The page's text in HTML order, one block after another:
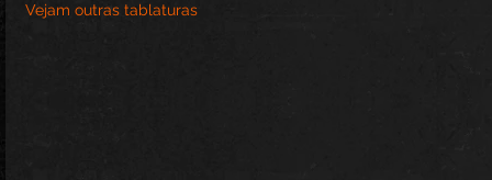
Vejam outras tablaturas